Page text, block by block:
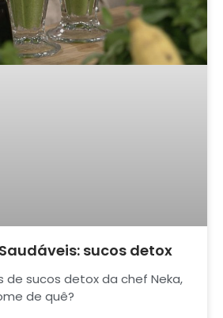
sucos detox
de sucos detox da chef Neka,
de quê?